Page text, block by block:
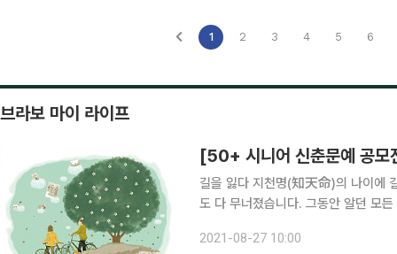
1 2 3 4 5 6
브라보 마이 라이프
[50+ 시니어 신춘문예 공모
길을 잃다 지천명(知天命)의 나이에
도 다 무너졌습니다. 그동안 알던 모
습니다. 일부러 서울을 떠나 아무도
2021-08-27 10:00